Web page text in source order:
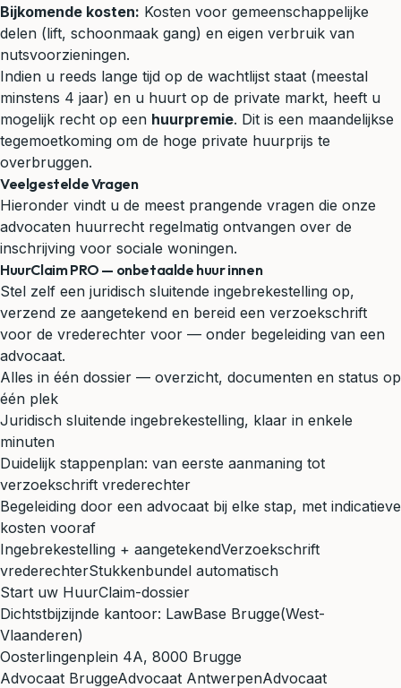
Bijkomende kosten: Kosten voor gemeenschappelijke
delen (lift, schoonmaak gang) en eigen verbruik van
nutsvoorzieningen.
Indien u reeds lange tijd op de wachtlijst staat (meestal
minstens 4 jaar) en u huurt op de private markt, heeft u
mogelijk recht op een huurpremie. Dit is een maandelijkse
tegemoetkoming om de hoge private huurprijs te
overbruggen.
Veelgestelde Vragen
Hieronder vindt u de meest prangende vragen die onze
advocaten huurrecht regelmatig ontvangen over de
inschrijving voor sociale woningen.
HuurClaim PRO — onbetaalde huur innen
Stel zelf een juridisch sluitende ingebrekestelling op,
verzend ze aangetekend en bereid een verzoekschrift
voor de vrederechter voor — onder begeleiding van een
advocaat.
Alles in één dossier — overzicht, documenten en status op
één plek
Juridisch sluitende ingebrekestelling, klaar in enkele
minuten
Duidelijk stappenplan: van eerste aanmaning tot
verzoekschrift vrederechter
Begeleiding door een advocaat bij elke stap, met indicatieve
kosten vooraf
Ingebrekestelling + aangetekendVerzoekschrift
vrederechterStukkenbundel automatisch
Start uw HuurClaim-dossier
Dichtstbijzijnde kantoor: LawBase Brugge(West-
Vlaanderen)
Oosterlingenplein 4A, 8000 Brugge
Advocaat BruggeAdvocaat AntwerpenAdvocaat